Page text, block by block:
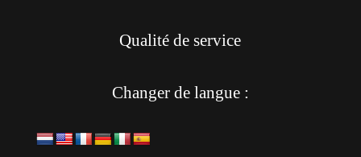
Qualité de service
Changer de langue :